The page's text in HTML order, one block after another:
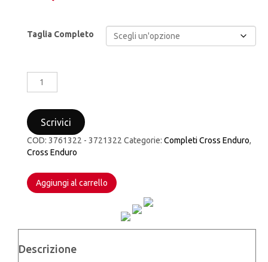
Taglia Completo
COMPLETO
ALPINESTARS
RACER
FLAGSHIP
BLACK
RED
FLUO
Scrivici
COD: 3761322 - 3721322 Categorie: Completi Cross Enduro,
Cross Enduro
Aggiungi al carrello
Descrizione